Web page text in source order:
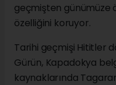
geçmişten günümüze
özelliğini koruyor.
Tarihi geçmişi Hititler
Gürün, Kapadokya
kaynaklarında